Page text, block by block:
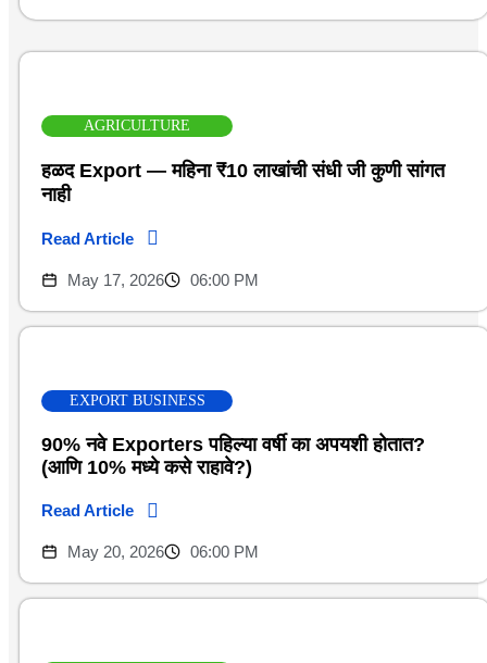
AGRICULTURE
हळद Export — महिना ₹10 लाखांची संधी जी कुणी सांगत
नाही
Read Article
May 17, 2026 06:00 PM
EXPORT BUSINESS
90% नवे Exporters पहिल्या वर्षी का अपयशी होतात?
(आणि 10% मध्ये कसे राहावे?)
Read Article
May 20, 2026 06:00 PM